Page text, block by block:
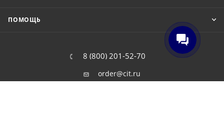
ПОМОЩЬ
8 (800) 201-52-70
order@cit.ru